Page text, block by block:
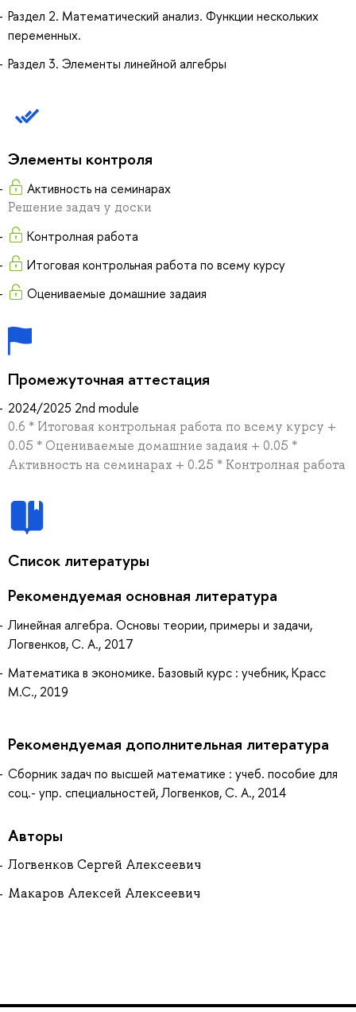
Раздел 2. Математический анализ. Функции нескольких
переменных.
Раздел 3. Элементы линейной алгебры
Элементы контроля
Активность на семинарах
Решение задач у доски
Контролная работа
Итоговая контрольная работа по всему курсу
Оцениваемые домашние задаия
Промежуточная аттестация
2024/2025 2nd module
0.6 * Итоговая контрольная работа по всему курсу +
0.05 * Оцениваемые домашние задаия + 0.05 *
Активность на семинарах + 0.25 * Контролная работа
Список литературы
Рекомендуемая основная литература
Линейная алгебра. Основы теории, примеры и задачи,
Логвенков, С. А., 2017
Математика в экономике. Базовый курс : учебник, Красс
М.С., 2019
Рекомендуемая дополнительная литература
Сборник задач по высшей математике : учеб. пособие для
соц.- упр. специальностей, Логвенков, С. А., 2014
Авторы
Логвенков Сергей Алексеевич
Макаров Алексей Алексеевич